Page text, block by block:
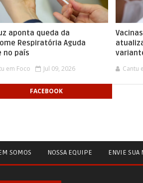
aponta queda da
Respiratória Aguda
no país
em Foco Jul 09, 2026 Cantu
FACEBOOK
SOMOS NOSSA EQUIPE ENVIE SUA